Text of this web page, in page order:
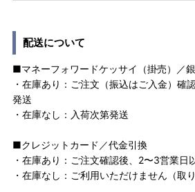
配送について
■マネーフォワードケッサイ（掛売）／銀
・在庫あり：ご注文（振込はご入金）確
発送
・在庫なし：入荷次第発送
■クレジットカード／代金引換
・在庫あり：ご注文確認後、2〜3営業日
・在庫なし：ご利用いただけません（取